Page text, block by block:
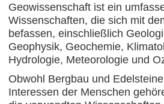
Geowissenschaft ist ein
Wissenschaften, die sich mit
befassen, einschließlich
Geophysik, Geochemie,
Hydrologie, Meteorologie und
Obwohl Bergbau und
Interessen der Menschen